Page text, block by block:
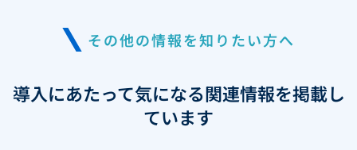
その他の情報を知りたい方へ
導入にあたって気になる関連情報を掲載し
ています